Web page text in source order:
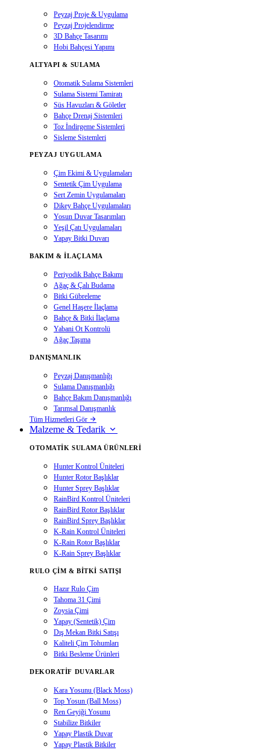
Peyzaj Proje & Uygulama
Peyzaj Projelendirme
3D Bahçe Tasarımı
Hobi Bahçesi Yapımı
ALTYAPI & SULAMA
Otomatik Sulama Sistemleri
Sulama Sistemi Tamiratı
Süs Havuzları & Göletler
Bahçe Drenaj Sistemleri
Toz İndirgeme Sistemleri
Sisleme Sistemleri
PEYZAJ UYGULAMA
Çim Ekimi & Uygulamaları
Sentetik Çim Uygulama
Sert Zemin Uygulamaları
Dikey Bahçe Uygulamaları
Yosun Duvar Tasarımları
Yeşil Çatı Uygulamaları
Yapay Bitki Duvarı
BAKIM & İLAÇLAMA
Periyodik Bahçe Bakımı
Ağaç & Çalı Budama
Bitki Gübreleme
Genel Haşere İlaçlama
Bahçe & Bitki İlaçlama
Yabani Ot Kontrolü
Ağaç Taşıma
DANIŞMANLIK
Peyzaj Danışmanlığı
Sulama Danışmanlığı
Bahçe Bakım Danışmanlığı
Tarımsal Danışmanlık
Tüm Hizmetleri Gör
Malzeme & Tedarik
OTOMATIK SULAMA ÜRÜNLERI
Hunter Kontrol Üniteleri
Hunter Rotor Başlıklar
Hunter Sprey Başlıklar
RainBird Kontrol Üniteleri
RainBird Rotor Başlıklar
RainBird Sprey Başlıklar
K-Rain Kontrol Üniteleri
K-Rain Rotor Başlıklar
K-Rain Sprey Başlıklar
RULO ÇIM & BITKI SATIŞI
Hazır Rulo Çim
Tahoma 31 Çimi
Zoysia Çimi
Yapay (Sentetik) Çim
Dış Mekan Bitki Satışı
Kaliteli Çim Tohumları
Bitki Besleme Ürünleri
DEKORATIF DUVARLAR
Kara Yosunu (Black Moss)
Top Yosun (Ball Moss)
Ren Geyiği Yosunu
Stabilize Bitkiler
Yapay Plastik Duvar
Yapay Plastik Bitkiler